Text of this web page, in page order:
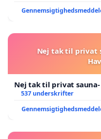
Nej tak til privat
Nej tak til privat
537 underskrifter